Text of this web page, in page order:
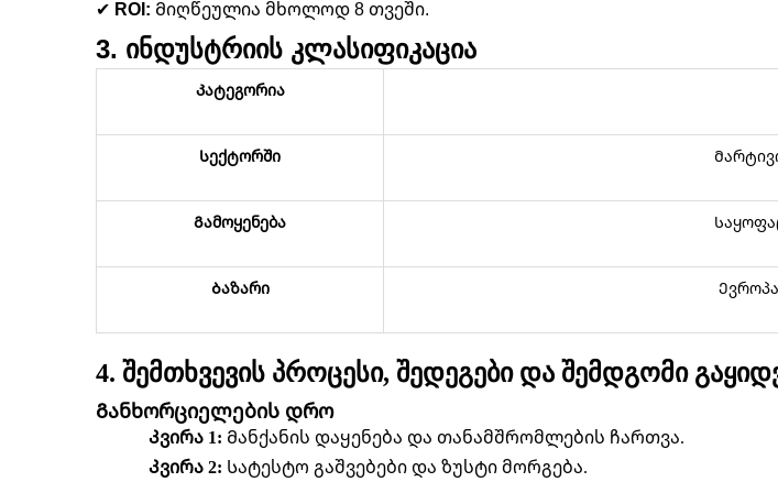
✔ ROI: Მიღწეულია მხოლოდ 8 თვეში.
3. ინდუსტრიის კლასიფიკაცია
Კატეგორია
Სექტორში
Გამოყენება
Ბაზარი
4. შემთხვევის პროცესი, შედეგები და შემდგომი
Განხორციელების დრო
Კვირა 1: Მანქანის დაყენება და თანამშრომლების ჩართვა.
Კვირა 2: Სატესტო გაშვებები და ზუსტი მორგება.